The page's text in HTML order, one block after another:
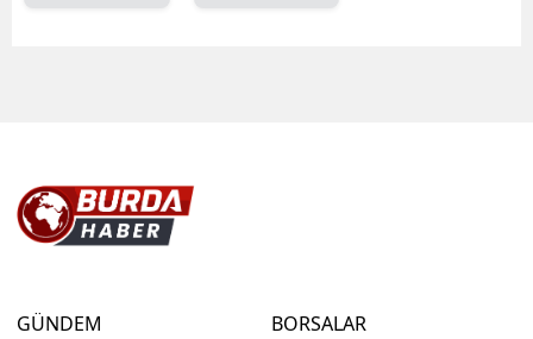
GÜNDEM
BORSALAR